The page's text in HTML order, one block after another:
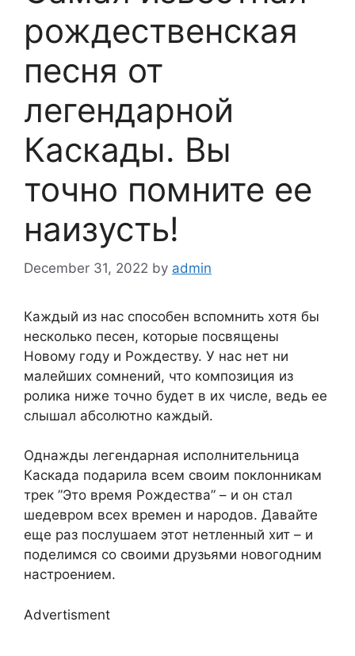
рождественская
песня от
легендарной
Каскады. Вы
точно помните ее
наизусть!
December 31, 2022 by admin
Каждый из нас способен вспомнить хотя бы
несколько песен, которые посвящены
Новому году и Рождеству. У нас нет ни
малейших сомнений, что композиция из
ролика ниже точно будет в их числе, ведь ее
слышал абсолютно каждый.
Однажды легендарная исполнительница
Каскада подарила всем своим поклонникам
трек ”Это время Рождества” – и он стал
шедевром всех времен и народов. Давайте
еще раз послушаем этот нетленный хит – и
поделимся со своими друзьями новогодним
настроением.
Advertisment